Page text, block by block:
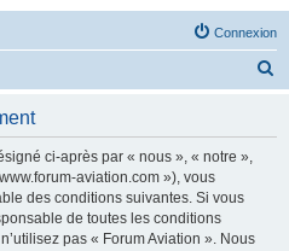
Connexion
ci-après par « nous », « notre »,
aviation.com »), vous
des conditions suivantes. Si vous
de toutes les conditions
pas « Forum Aviation ». Nous